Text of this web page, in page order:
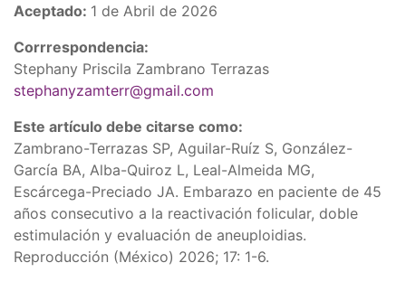
Aceptado: 1 de Abril de 2026
Corrrespondencia:
Stephany Priscila Zambrano Terrazas
stephanyzamterr@gmail.com
Este artículo debe citarse como:
Zambrano-Terrazas SP, Aguilar-Ruíz S, González-
García BA, Alba-Quiroz L, Leal-Almeida MG,
Escárcega-Preciado JA. Embarazo en paciente de 45
años consecutivo a la reactivación folicular, doble
estimulación y evaluación de aneuploidias.
Reproducción (México) 2026; 17: 1-6.